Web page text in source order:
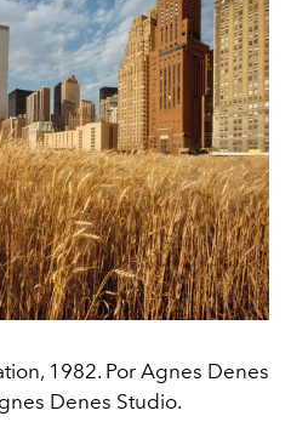
1982. Por Agnes Denes
Denes Studio.